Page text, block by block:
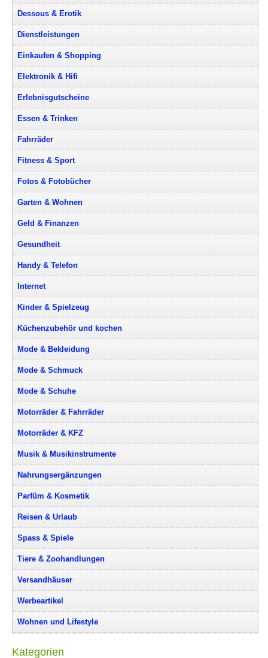
Dessous & Erotik
Dienstleistungen
Einkaufen & Shopping
Elektronik & Hifi
Erlebnisgutscheine
Essen & Trinken
Fahrräder
Fitness & Sport
Fotos & Fotobücher
Garten & Wohnen
Geld & Finanzen
Gesundheit
Handy & Telefon
Internet
Kinder & Spielzeug
Küchenzubehör und kochen
Mode & Bekleidung
Mode & Schmuck
Mode & Schuhe
Motorräder & Fahrräder
Motorräder & KFZ
Musik & Musikinstrumente
Nahrungsergänzungen
Parfüm & Kosmetik
Reisen & Urlaub
Spass & Spiele
Tiere & Zoohandlungen
Versandhäuser
Werbeartikel
Wohnen und Lifestyle
Kategorien